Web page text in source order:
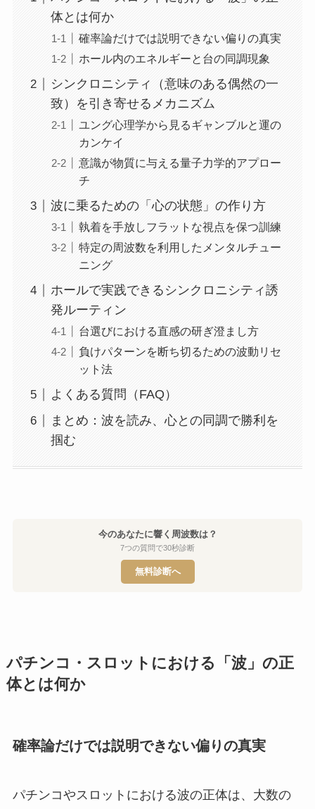
体とは何か
確率論だけでは説明できない偏りの真実
ホール内のエネルギーと台の同調現象
シンクロニシティ（意味のある偶然の一
致）を引き寄せるメカニズム
ユング心理学から見るギャンブルと運の
カンケイ
意識が物質に与える量子力学的アプロー
チ
波に乗るための「心の状態」の作り方
執着を手放しフラットな視点を保つ訓練
特定の周波数を利用したメンタルチュー
ニング
ホールで実践できるシンクロニシティ誘
発ルーティン
台選びにおける直感の研ぎ澄まし方
負けパターンを断ち切るための波動リセ
ット法
よくある質問（FAQ）
まとめ：波を読み、心との同調で勝利を
掴む
今のあなたに響く周波数は？
7つの質問で30秒診断
無料診断へ
パチンコ・スロットにおける「波」の正
体とは何か
確率論だけでは説明できない偏りの真実
パチンコやスロットにおける波の正体は、大数の